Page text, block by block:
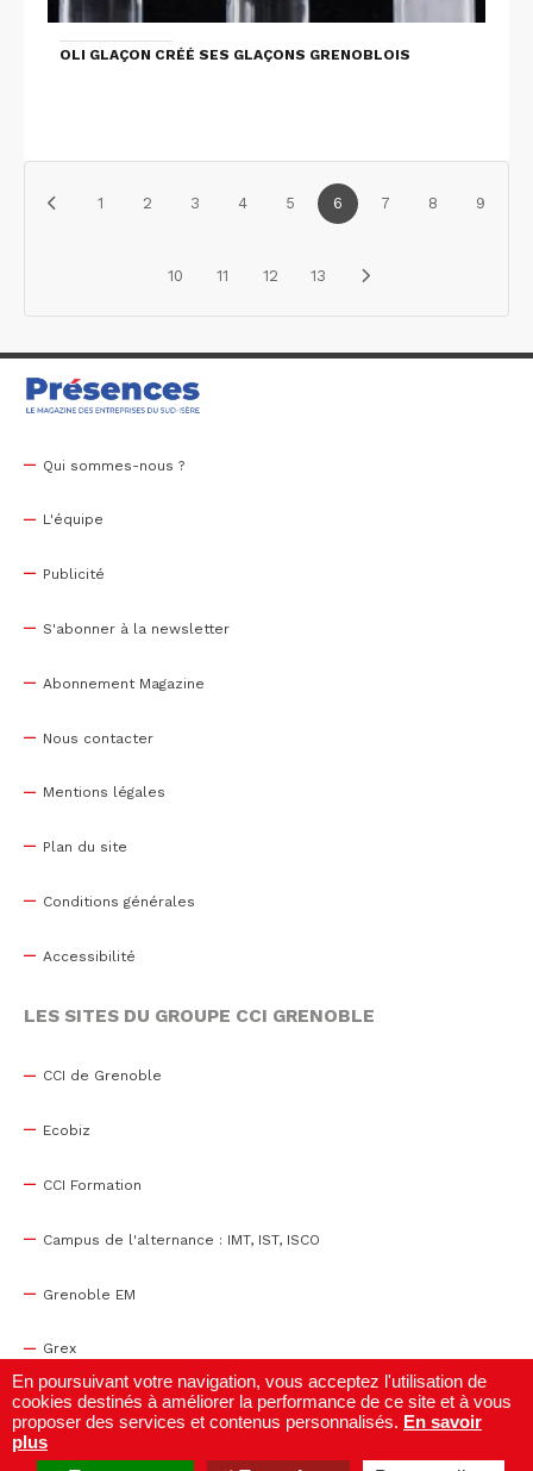
OLI GLAÇON CRÉÉ SES GLAÇONS GRENOBLOIS
1 2 3 4 5 6 7 8 9
10 11 12 13
Qui sommes-nous ?
L'équipe
Publicité
S'abonner à la newsletter
Abonnement Magazine
Nous contacter
Mentions légales
Plan du site
Conditions générales
Accessibilité
LES SITES DU GROUPE CCI GRENOBLE
CCI de Grenoble
Ecobiz
CCI Formation
Campus de l'alternance : IMT, IST, ISCO
Grenoble EM
Grex
WTC Grenoble
Centre de congrès
En poursuivant votre navigation, vous acceptez l'utilisation de
cookies destinés à améliorer la performance de ce site et à vous
proposer des services et contenus personnalisés. En savoir
plus